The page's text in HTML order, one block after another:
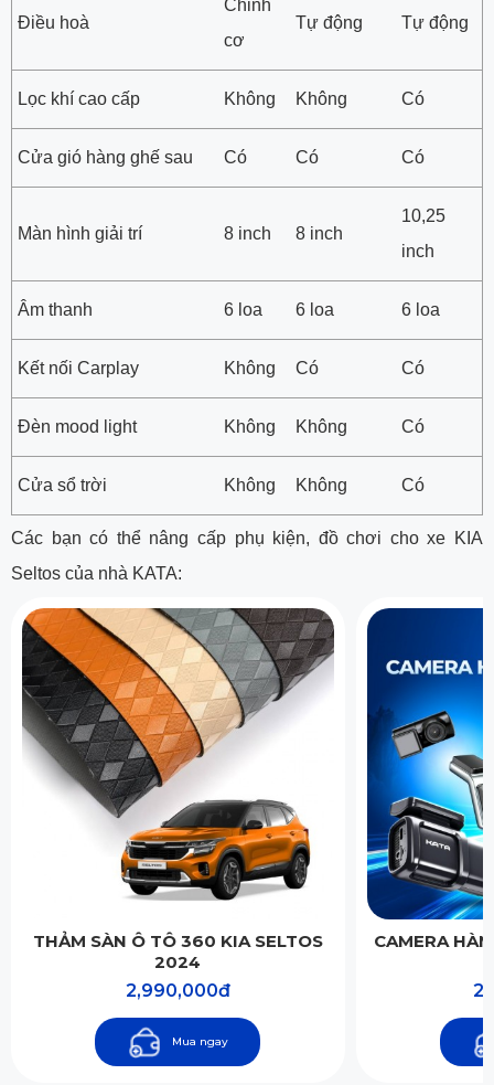
Điều hoà
Chỉnh
cơ
Tự động Tự động
Lọc khí cao cấp Không Không Có
Cửa gió hàng ghế sau Có Có Có
Màn hình giải trí 8 inch 8 inch
10,25
inch
Âm thanh 6 loa 6 loa 6 loa
Kết nối Carplay Không Có Có
Đèn mood light Không Không Có
Cửa sổ trời Không Không Có
Các bạn có thể nâng cấp phụ kiện, đồ chơi cho xe KIA
Seltos của nhà KATA:
THẢM SÀN Ô TÔ 360 KIA SELTOS
2024
2,990,000đ
Mua ngay
CAMERA